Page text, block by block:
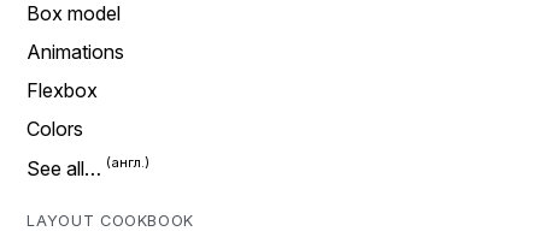
Box model
Animations
Flexbox
Colors
See all…
LAYOUT COOKBOOK